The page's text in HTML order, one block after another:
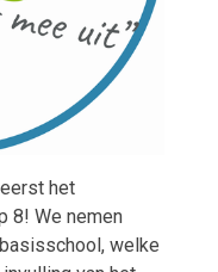
het
8! We nemen
welke